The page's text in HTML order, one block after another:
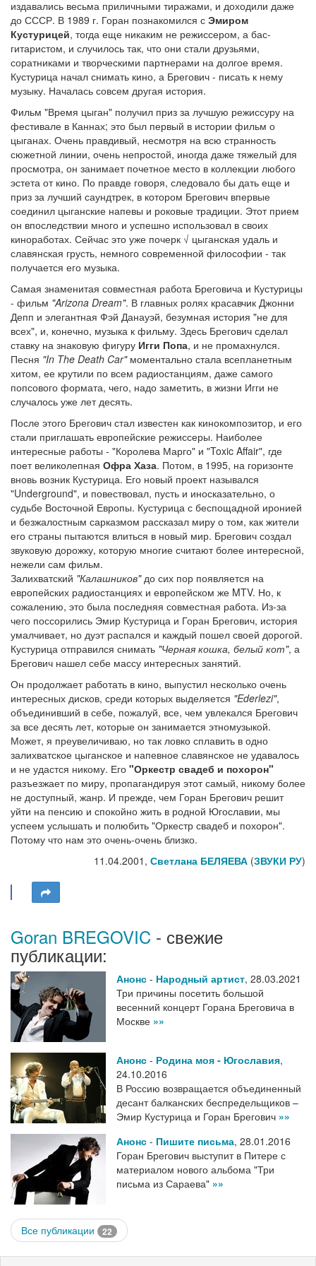
издавались весьма приличными тиражами, и доходили даже
до СССР. В 1989 г. Горан познакомился с Эмиром
Кустурицей, тогда еще никаким не режиссером, а бас-
гитаристом, и случилось так, что они стали друзьями,
соратниками и творческими партнерами на долгое время.
Кустурица начал снимать кино, а Брегович - писать к нему
музыку. Началась совсем другая история.
Фильм "Время цыган" получил приз за лучшую режиссуру на
фестивале в Каннах; это был первый в истории фильм о
цыганах. Очень правдивый, несмотря на всю странность
сюжетной линии, очень непростой, иногда даже тяжелый для
просмотра, он занимает почетное место в коллекции любого
эстета от кино. По правде говоря, следовало бы дать еще и
приз за лучший саундтрек, в котором Брегович впервые
соединил цыганские напевы и роковые традиции. Этот прием
он впоследствии много и успешно использовал в своих
киноработах. Сейчас это уже почерк √ цыганская удаль и
славянская грусть, немного современной философии - так
получается его музыка.
Самая знаменитая совместная работа Бреговича и Кустурицы
- фильм "Arizona Dream". В главных ролях красавчик Джонни
Депп и элегантная Фэй Данауэй, безумная история "не для
всех", и, конечно, музыка к фильму. Здесь Брегович сделал
ставку на знаковую фигуру Игги Попа, и не промахнулся.
Песня "In The Death Car"моментально стала всепланетным
хитом, ее крутили по всем радиостанциям, даже самого
попсового формата, чего, надо заметить, в жизни Игги не
случалось уже лет десять.
После этого Брегович стал известен как кинокомпозитор, и его
стали приглашать европейские режиссеры. Наиболее
интересные работы - "Королева Марго" и "Toxic Affair", где
поет великолепная Офра Хаза. Потом, в 1995, на горизонте
вновь возник Кустурица. Его новый проект назывался
"Underground", и повествовал, пусть и иносказательно, о
судьбе Восточной Европы. Кустурица с беспощадной иронией
и безжалостным сарказмом рассказал миру о том, как жители
его страны пытаются влиться в новый мир. Брегович создал
звуковую дорожку, которую многие считают более интересной,
нежели сам фильм.
Залихватский "Калашников"до сих пор появляется на
европейских радиостанциях и европейском же MTV. Но, к
сожалению, это была последняя совместная работа. Из-за
чего поссорились Эмир Кустурица и Горан Брегович, история
умалчивает, но дуэт распался и каждый пошел своей дорогой.
Кустурица отправился снимать "Черная кошка, белый кот", а
Брегович нашел себе массу интересных занятий.
Он продолжает работать в кино, выпустил несколько очень
интересных дисков, среди которых выделяется "Ederlezi",
объединивший в себе, пожалуй, все, чем увлекался Брегович
за все десять лет, которые он занимается этномузыкой.
Может, я преувеличиваю, но так ловко сплавить в одно
залихватское цыганское и напевное славянское не удавалось
и не удастся никому. Его "Оркестр свадеб и похорон"
разъезжает по миру, пропагандируя этот самый, никому более
не доступный, жанр. И прежде, чем Горан Брегович решит
уйти на пенсию и спокойно жить в родной Югославии, мы
успеем услышать и полюбить "Оркестр свадеб и похорон".
Потому что нам это очень-очень близко.
11.04.2001, Светлана БЕЛЯЕВА (ЗВУКИ РУ)
Goran BREGOVIC - свежие
публикации:
Анонс - Народный артист, 28.03.2021
Три причины посетить большой
весенний концерт Горана Бреговича в
Москве »»
Анонс - Родина моя - Югославия,
24.10.2016
В Россию возвращается объединенный
десант балканских беспредельщиков –
Эмир Кустурица и Горан Брегович »»
Анонс - Пишите письма, 28.01.2016
Горан Брегович выступит в Питере с
материалом нового альбома "Три
письма из Сараева" »»
Все публикации 22